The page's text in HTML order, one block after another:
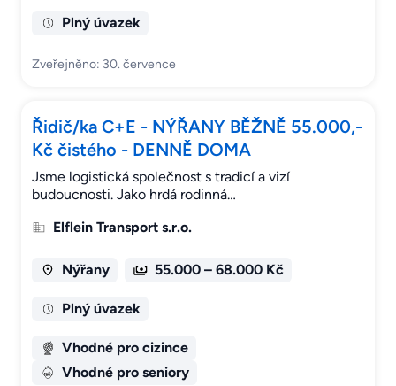
Plný úvazek
Zveřejněno: 30. července
Řidič/ka C+E - NÝŘANY BĚŽNĚ 55.000,-
Kč čistého - DENNĚ DOMA
Jsme logistická společnost s tradicí a vizí
budoucnosti. Jako hrdá rodinná…
Elflein Transport s.r.o.
Nýřany 55.000 – 68.000 Kč
Plný úvazek
Vhodné pro cizince
Vhodné pro seniory